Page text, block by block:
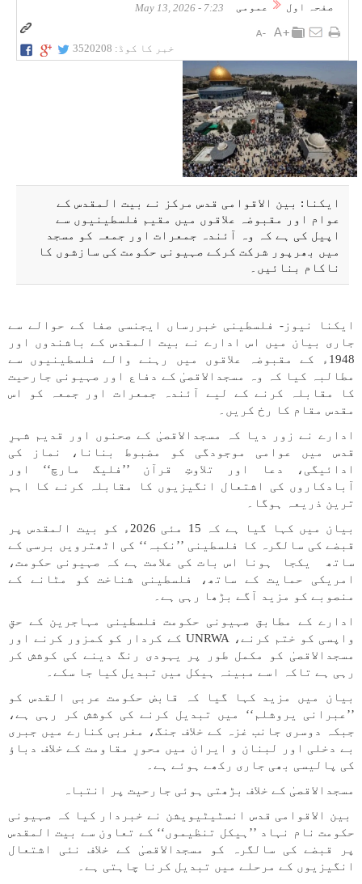
صفحہ اول عمومی 7:23 - May 13, 2026
خبر کا کوڈ: 3520208
ایکنا: بین الاقوامی قدس مرکز نے بیت المقدس کے
عوام اور مقبوضہ علاقوں میں مقیم فلسطینیوں سے
اپیل کی ہے کہ وہ آئندہ جمعرات اور جمعہ کو مسجد
میں بھرپور شرکت کرکے صہیونی حکومت کی سازشوں کا
ناکام بنائیں۔
ایکنا نیوز- فلسطینی خبررساں ایجنسی صفا کے حوالے سے
جاری بیان میں اس ادارے نے بیت المقدس کے باشندوں اور
1948ء کے مقبوضہ علاقوں میں رہنے والے فلسطینیوں سے
مطالبہ کیا کہ وہ مسجدالاقصیٰ کے دفاع اور صہیونی جارحیت
کا مقابلہ کرنے کے لیے آئندہ جمعرات اور جمعہ کو اس
مقدس مقام کا رخ کریں۔
ادارے نے زور دیا کہ مسجدالاقصیٰ کے صحنوں اور قدیم شہرِ
قدس میں عوامی موجودگی کو مضبوط بنانا، نماز کی
ادائیگی، دعا اور تلاوتِ قرآن ’’فلیگ مارچ‘‘ اور
آبادکاروں کی اشتعال انگیزیوں کا مقابلہ کرنے کا اہم
ترین ذریعہ ہوگا۔
بیان میں کہا گیا ہے کہ 15 مئی 2026ء کو بیت المقدس پر
قبضے کی سالگرہ کا فلسطینی ’’نکبہ‘‘ کی اٹھترویں برسی کے
ساتھ یکجا ہونا اس بات کی علامت ہے کہ صہیونی حکومت،
امریکی حمایت کے ساتھ، فلسطینی شناخت کو مٹانے کے
منصوبے کو مزید آگے بڑھا رہی ہے۔
ادارے کے مطابق صہیونی حکومت فلسطینی مہاجرین کے حقِ
واپسی کو ختم کرنے، UNRWA کے کردار کو کمزور کرنے اور
مسجدالاقصیٰ کو مکمل طور پر یہودی رنگ دینے کی کوشش کر
رہی ہے تاکہ اسے مبینہ ہیکل میں تبدیل کیا جا سکے۔
بیان میں مزید کہا گیا کہ قابض حکومت عربی القدس کو
’’عبرانی یروشلم‘‘ میں تبدیل کرنے کی کوشش کر رہی ہے،
جبکہ دوسری جانب غزہ کے خلاف جنگ، مغربی کنارے میں جبری
بے دخلی اور لبنان و ایران میں محورِ مقاومت کے خلاف دباؤ
کی پالیسی بھی جاری رکھے ہوئے ہے۔
مسجدالاقصیٰ کے خلاف بڑھتی ہوئی جارحیت پر انتباہ
بین الاقوامی قدس انسٹیٹیویشن نے خبردار کیا کہ صہیونی
حکومت نام نہاد ’’ہیکل تنظیموں‘‘ کے تعاون سے بیت المقدس
پر قبضے کی سالگرہ کو مسجدالاقصیٰ کے خلاف نئی اشتعال
انگیزیوں کے مرحلے میں تبدیل کرنا چاہتی ہے۔